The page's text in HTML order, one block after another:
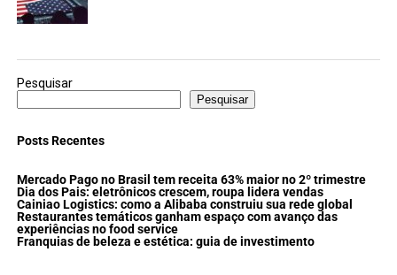
Pesquisar
Pesquisar
Posts Recentes
Mercado Pago no Brasil tem receita 63% maior no 2º trimestre
Dia dos Pais: eletrônicos crescem, roupa lidera vendas
Cainiao Logistics: como a Alibaba construiu sua rede global
Restaurantes temáticos ganham espaço com avanço das
experiências no food service
Franquias de beleza e estética: guia de investimento